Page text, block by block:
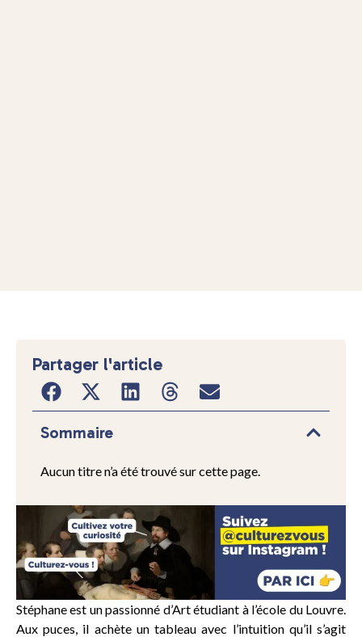
Stéphane est un passionné d’Art étudiant à l’école du Louvre.
Aux puces, il achète un tableau avec l’intuition qu’il s’agit
Partager l'article
Sommaire
Aucun titre n’a été trouvé sur cette page.